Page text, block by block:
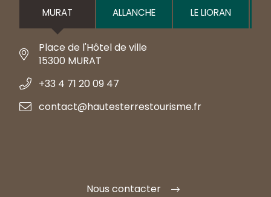
MURAT ALLANCHE LE LIORAN
Place de l'Hôtel de ville
15300 MURAT
+33 4 71 20 09 47
contact@hautesterrestourisme.fr
Nous contacter